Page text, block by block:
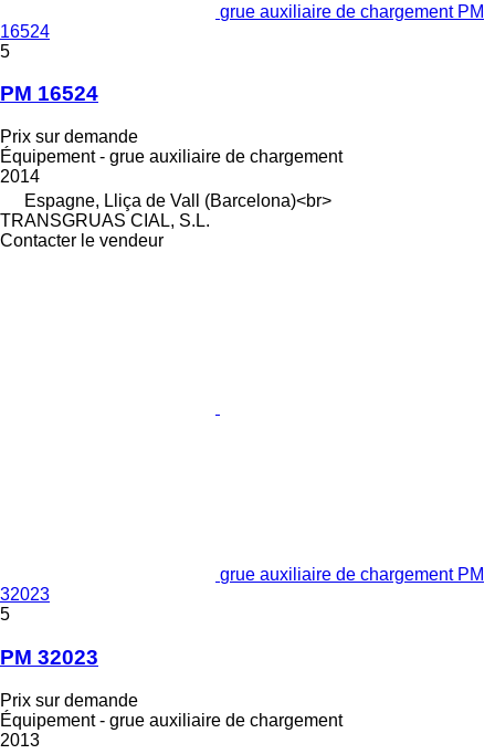
grue auxiliaire de chargement PM
16524
5
PM 16524
Prix sur demande
Équipement - grue auxiliaire de chargement
2014
Espagne, Lliça de Vall (Barcelona)<br>
TRANSGRUAS CIAL, S.L.
Contacter le vendeur
grue auxiliaire de chargement PM
32023
5
PM 32023
Prix sur demande
Équipement - grue auxiliaire de chargement
2013